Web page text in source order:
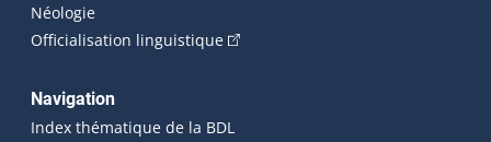
Néologie
Officialisation linguistique(Cet hyperlien externe s'ouvrira
Navigation
Index thématique de la BDL